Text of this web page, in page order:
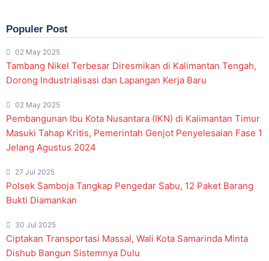
Populer Post
02 May 2025
Tambang Nikel Terbesar Diresmikan di Kalimantan Tengah,
Dorong Industrialisasi dan Lapangan Kerja Baru
02 May 2025
Pembangunan Ibu Kota Nusantara (IKN) di Kalimantan Timur
Masuki Tahap Kritis, Pemerintah Genjot Penyelesaian Fase 1
Jelang Agustus 2024
27 Jul 2025
Polsek Samboja Tangkap Pengedar Sabu, 12 Paket Barang
Bukti Diamankan
30 Jul 2025
Ciptakan Transportasi Massal, Wali Kota Samarinda Minta
Dishub Bangun Sistemnya Dulu